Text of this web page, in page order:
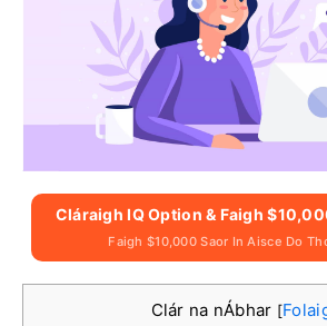
Cláraigh IQ Option & Faigh
Faigh $10,000 Saor In Aisce Do
Clár na nÁbhar [